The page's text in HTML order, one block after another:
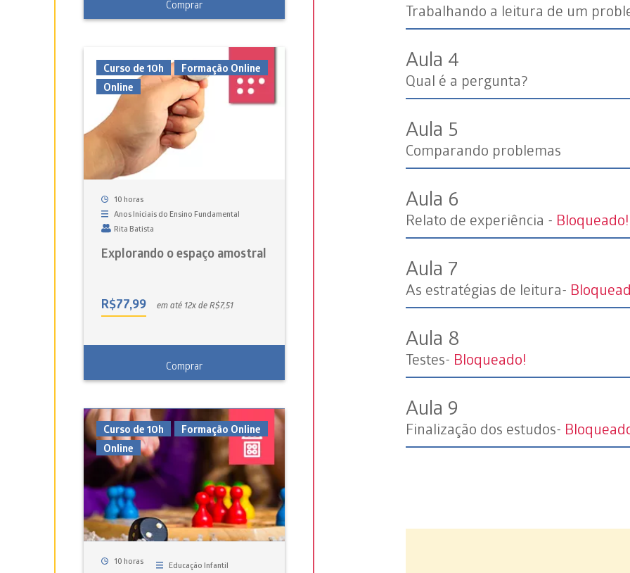
Comprar
Curso de 10h
Formação Online
Online
10 horas
Anos Iniciais do Ensino Fundamental
Rita Batista
Explorando o espaço amostral
R$77,99 em até 12x de R$7,51
Comprar
Curso de 10h
Formação Online
Online
10 horas
Educação Infantil
Trabalhando a leitura de um
Aula 4
Qual é a pergunta?
Aula 5
Comparando problemas
Aula 6
Relato de experiência - Bloqueado!
Aula 7
As estratégias de leitura-
Aula 8
Testes- Bloqueado!
Aula 9
Finalização dos estudos-